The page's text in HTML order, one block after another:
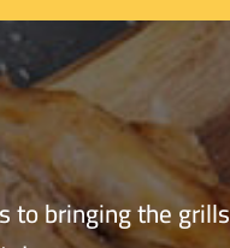
to bringing the